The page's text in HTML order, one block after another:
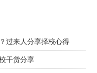
过来人分享择校心得
干货分享